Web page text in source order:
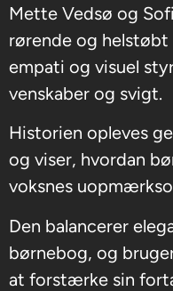
Mette Vedsø og
rørende og
empati og visuel
venskaber og svigt.
Historien opleves
og viser, hvordan
voksnes
Den balancerer
børnebog, og
at forstærke sin